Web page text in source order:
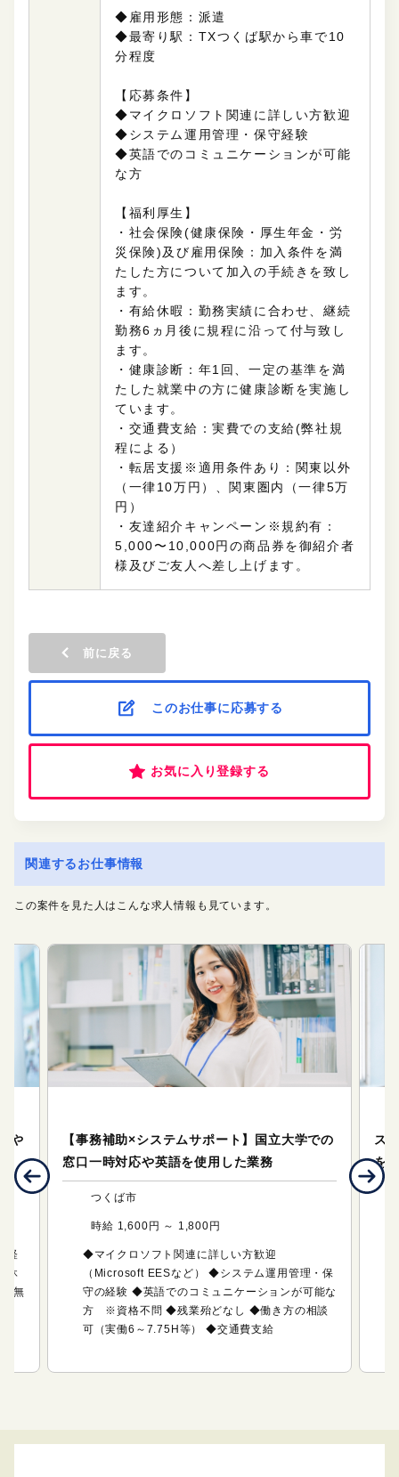
◆雇用形態：派遣
◆最寄り駅：TXつくば駅から車で10
分程度
【応募条件 】
◆マイクロソフト関連に詳しい方歓迎
◆システム運用管理・保守経験
◆英語でのコミュニケーションが可能
な方
【福利厚生】
・社会保険(健康保険・厚生年金・労
災保険)及び雇用保険：加入条件を満
たした方について 加入の手続きを致し
ます。
・有給休暇：勤務実績に合わせ、継続
勤務6ヵ月後に規程に沿って付与致し
ます。
・健康診断：年1回、一定の基準を満
たした就業中の方に健康診断を実施し
ています。
・交通費支給：実費での支給(弊社規
程による）
・転居支援※適用条件あり：関東以外
（一律10万円）、関東圏内（一律5万
円）
・友達紹介キャンペーン※規約有：
5,000〜10,000円の商品券を御紹介者
様及びご友人へ差し上げます。
前に戻る
このお仕事に応募する
お気に入り登録する
関連するお仕事情報
この案件を見た人はこんな求人情報も見ています。
や
経
休
無
【事務補助×システムサポート】国立大学での
窓口一時対応や英語を使用した業務
つくば市
時給 1,600円 ～ 1,800円
◆マイクロソフト関連に詳しい方歓迎
（Microsoft EESなど） ◆システム運用管理・保
守の経験 ◆英語でのコミュニケーションが可能な
方 ※資格不問 ◆残業殆どなし ◆働き方の相談
可（実働6～7.75H等） ◆交通費支給
ス
を